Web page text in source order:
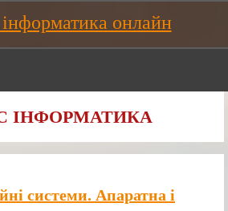
онлайн
ІНФОРМАТИКА
системи. Апаратна і